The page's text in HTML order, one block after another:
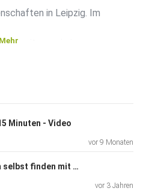
in Leipzig. Im
sowie im
und zweifacher
Mehr
Minuten - Video
vor 9 Monaten
#107 Zurück zu sich selbst finden mit personalisierten Namensliedern und systemischer Aufstellung mit Musik - Zita Martus
vor 3 Jahren